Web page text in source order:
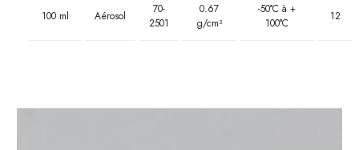
100 ml Aérosol
70-
2501
0.67
g/cm³
-50­°C à +
100°C
12